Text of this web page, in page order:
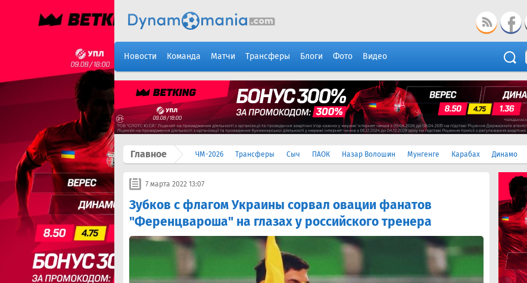
Новости Команда Матчи Трансферы Блоги Фото Видео
Главное ЧМ-2026 Трансферы Сыч ПАОК Назар Волошин Мунгенге Карабах Динамо
7 марта 2022 13:07
Зубков с флагом Украины сорвал овации фанатов
"Ференцвароша" на глазах у российского тренера